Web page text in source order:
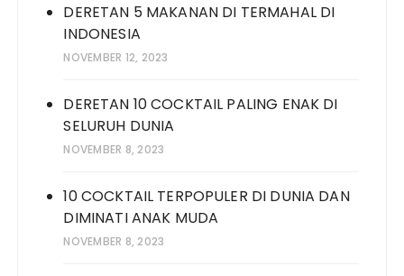
DERETAN 5 MAKANAN DI TERMAHAL DI
INDONESIA
NOVEMBER 12, 2023
DERETAN 10 COCKTAIL PALING ENAK DI
SELURUH DUNIA
NOVEMBER 8, 2023
10 COCKTAIL TERPOPULER DI DUNIA DAN
DIMINATI ANAK MUDA
NOVEMBER 8, 2023